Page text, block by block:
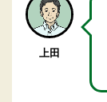
上田